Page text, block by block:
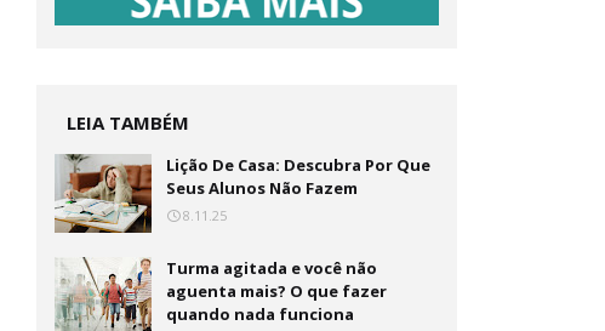
LEIA TAMBÉM
Lição De Casa: Descubra Por Que
Seus Alunos Não Fazem
8.11.25
Turma agitada e você não
aguenta mais? O que fazer
quando nada funciona